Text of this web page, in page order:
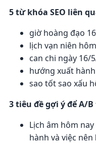
5 từ khóa SEO liên
giờ hoàng đạo
lịch vạn niên
can chi ngày 16/
hướng xuất
sao tốt sao xấu
3 tiêu đề gợi ý để A/
Lịch âm hôm
hành và việc nên